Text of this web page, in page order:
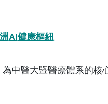
AI健康樞紐
為中醫大暨醫療體系的核